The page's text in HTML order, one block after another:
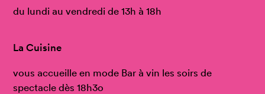
du lundi au vendredi de 13h à 18h
La Cuisine
vous accueille en mode Bar à vin les soirs de
spectacle dès 18h3o